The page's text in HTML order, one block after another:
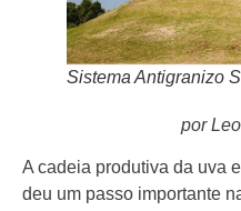
Sistema Antigranizo
por
A cadeia produtiva da uva
deu um passo importante